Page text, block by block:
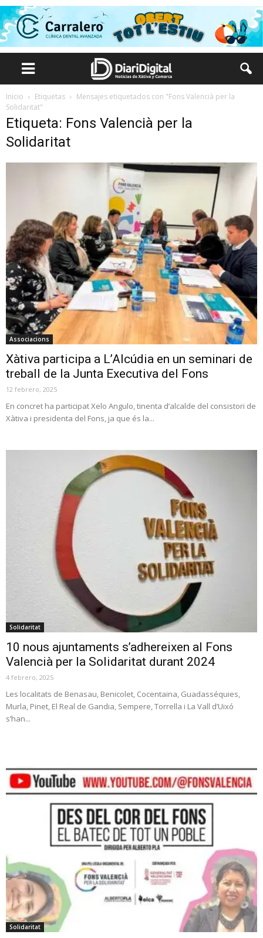
Inicio Etiquetas
Mensajes etiquetados con "Fons Valencià per la
Solidaritat"
Etiqueta: Fons Valencià per la
Solidaritat
Associacions
Xàtiva participa a L’Alcúdia en un seminari de
treball de la Junta Executiva del Fons
12 febrero, 2025
En concret ha participat Xelo Angulo, tinenta d’alcalde del consistori de
Xàtiva i presidenta del Fons, ja que és la...
Solidaritat
10 nous ajuntaments s’adhereixen al Fons
Valencià per la Solidaritat durant 2024
4 febrero, 2025
Les localitats de Benasau, Benicolet, Cocentaina, Guadasséquies,
Murla, Pinet, El Real de Gandia, Sempere, Torrella i La Vall d’Uixó
s’han...
Solidaritat